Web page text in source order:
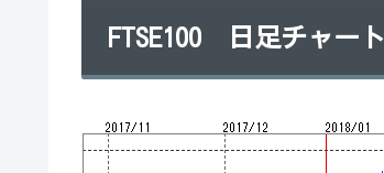
FTSE100 日足チャート